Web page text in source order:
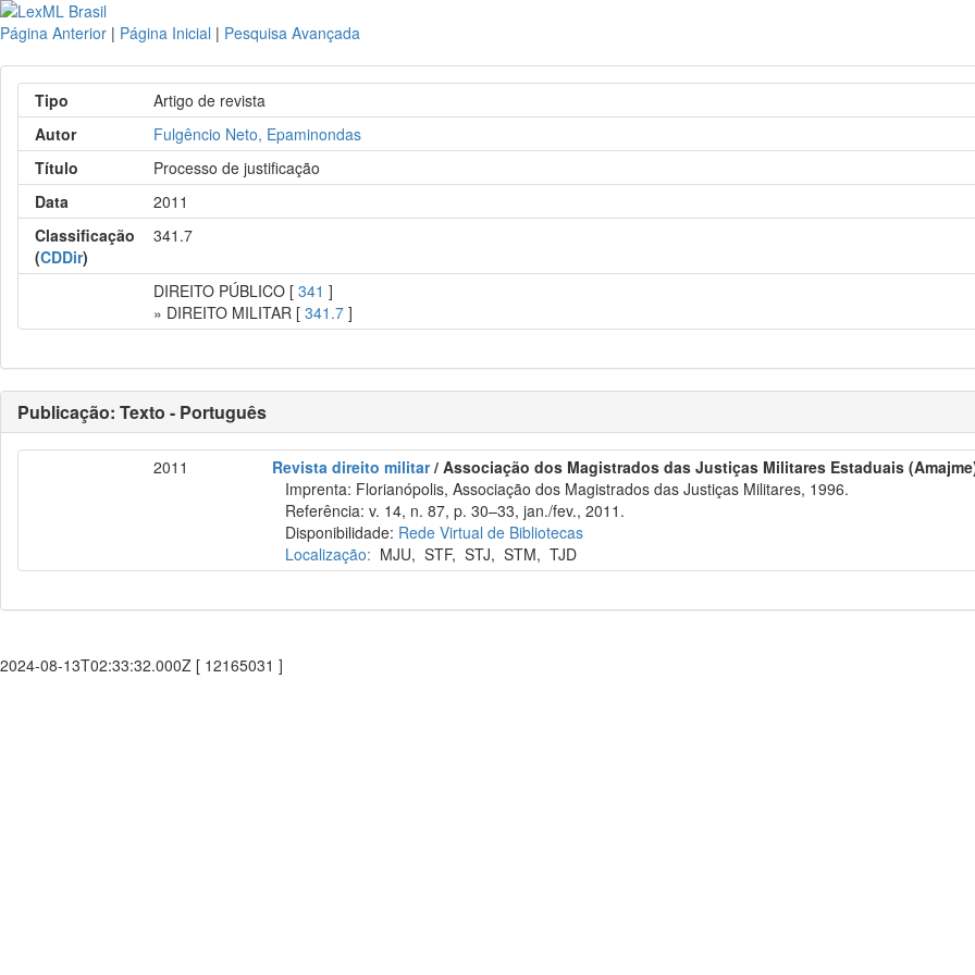
Página Anterior | Página Inicial | Pesquisa Avançada
Tipo
Artigo de revista
Autor
Fulgêncio Neto, Epaminondas
Título
Processo de justificação
Data
2011
Classificação
(CDDir)
341.7
DIREITO PÚBLICO [341 ]
» DIREITO MILITAR [341.7 ]
Publicação: Texto - Português
2011 Revista direito militar/ Associação dos Magistrados das Justiças Militares Estaduais
Imprenta: Florianópolis, Associação dos Magistrados das Justiças Militares, 1996.
Referência: v. 14, n. 87, p. 30–33, jan./fev., 2011.
Disponibilidade: Rede Virtual de Bibliotecas
Localização: MJU,STF,STJ,STM,TJD
2024-08-13T02:33:32.000Z [ 12165031 ]